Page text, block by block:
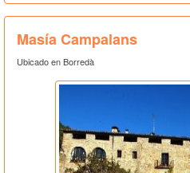
Masía Campalans
Ubicado en Borredà